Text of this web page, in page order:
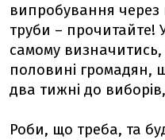
випробування через
труби – прочитайте!
самому
половині громадян,
два тижні до
Роби, що треба, та